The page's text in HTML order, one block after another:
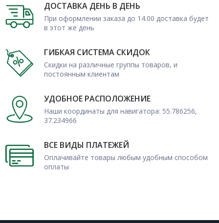
ДОСТАВКА ДЕНЬ В ДЕНЬ
При оформлении заказа до 14.00 доставка будет
в этот же день
ГИБКАЯ СИСТЕМА СКИДОК
Скидки на различные группы товаров, и
постоянным клиентам
УДОБНОЕ РАСПОЛОЖЕНИЕ
Наши координаты для навигатора: 55.786256,
37.234966
ВСЕ ВИДЫ ПЛАТЕЖЕЙ
Оплачивайте товары любым удобным способом
оплаты